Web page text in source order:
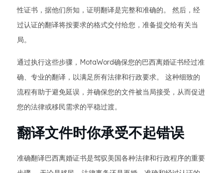
性证书，据他们所知，证明翻译是完整和准确的。 然后，经
过认证的翻译将按要求的格式交付给您，准备提交给有关当
局。
通过执行这些步骤，MotaWord确保您的巴西离婚证书经过准
确、专业的翻译，以满足所有法律和行政要求。 这种细致的
流程有助于避免延误，并确保您的文件被当局接受，从而促进
您的法律或移民需求的平稳过渡。
翻译文件时你承受不起错误
准确翻译巴西离婚证书是驾驭美国各种法律和行政程序的重要